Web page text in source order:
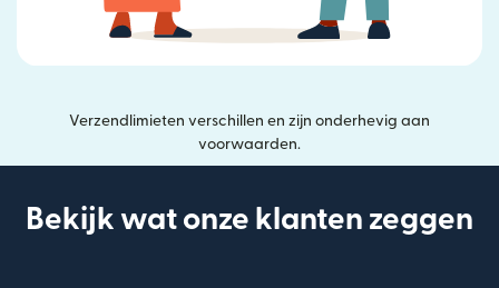
Verzendlimieten verschillen en zijn onderhevig aan
voorwaarden.
Bekijk wat onze klanten zeggen